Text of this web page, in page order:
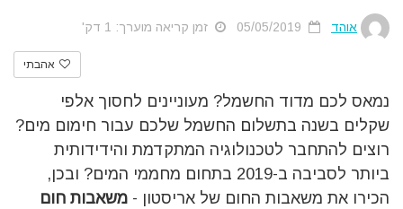
אוהד זמן קריאה מוערך: 1 דק'
אהבתי
נמאס לכם מדוד החשמל? מעוניינים לחסוך אלפי
שקלים בשנה בתשלום החשמל שלכם עבור חימום מים?
רוצים להתחבר לטכנולוגיה המתקדמת והידידותית
ביותר לסביבה ב-2019 בתחום מחממי המים? ובכן,
הכירו את משאבות החום של אריסטון - משאבות חום